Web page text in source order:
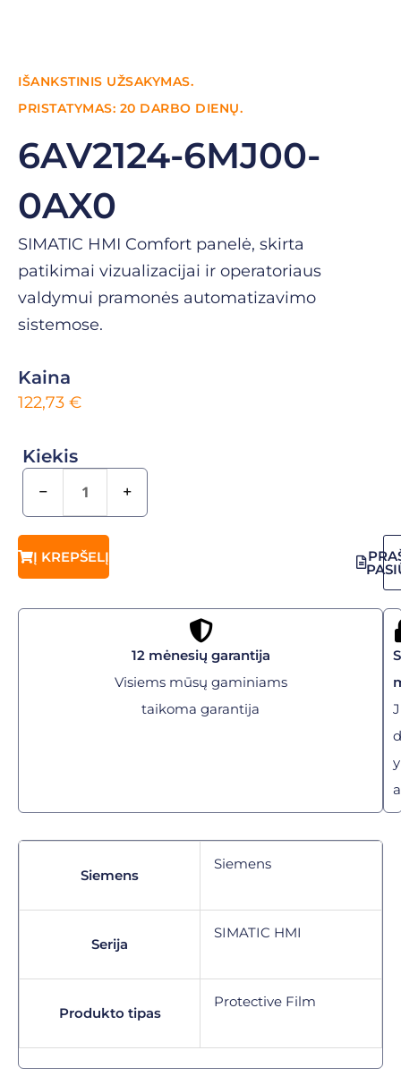
IŠANKSTINIS UŽSAKYMAS.
PRISTATYMAS: 20 DARBO DIENŲ.
6AV2124-6MJ00-
0AX0
SIMATIC HMI Comfort panelė, skirta
patikimai vizualizacijai ir operatoriaus
valdymui pramonės automatizavimo
sistemose.
Kaina
122,73 €
Kiekis
− +
Į KREPŠELĮ
12 mėnesių garantija
Visiems mūsų gaminiams
taikoma garantija
Siemens
Siemens
Serija
SIMATIC HMI
Produkto tipas
Protective Film